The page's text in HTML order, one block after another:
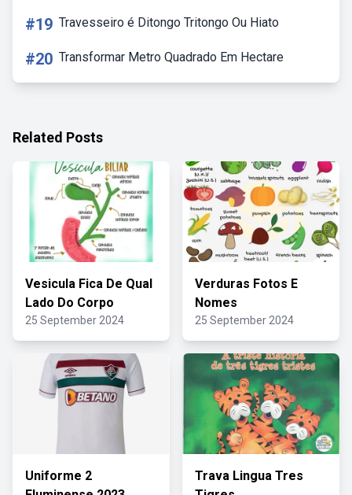
#19 Travesseiro é Ditongo Tritongo Ou Hiato
#20 Transformar Metro Quadrado Em Hectare
Related Posts
Vesicula Fica De Qual
Lado Do Corpo
25 September 2024
Verduras Fotos E
Nomes
25 September 2024
Uniforme 2
Trava Lingua Tres